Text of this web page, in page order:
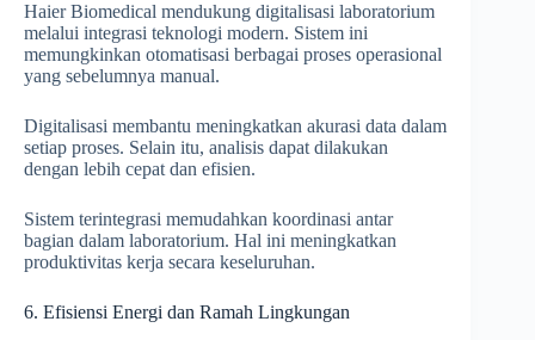
Haier Biomedical mendukung digitalisasi laboratorium
melalui integrasi teknologi modern. Sistem ini
memungkinkan otomatisasi berbagai proses operasional
yang sebelumnya manual.
Digitalisasi membantu meningkatkan akurasi data dalam
setiap proses. Selain itu, analisis dapat dilakukan
dengan lebih cepat dan efisien.
Sistem terintegrasi memudahkan koordinasi antar
bagian dalam laboratorium. Hal ini meningkatkan
produktivitas kerja secara keseluruhan.
6. Efisiensi Energi dan Ramah Lingkungan